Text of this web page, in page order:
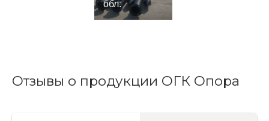
обл.
Отзывы о продукции ОГК Опора